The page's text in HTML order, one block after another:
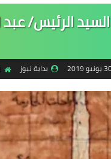
الرئيس/ عبد
بداية نيوز